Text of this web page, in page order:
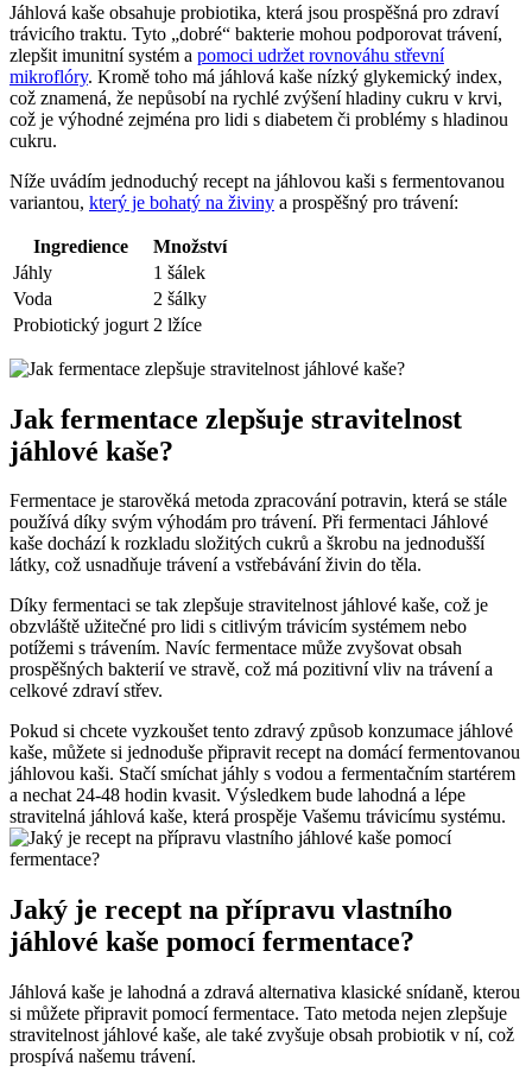
Jáhlová kaše obsahuje probiotika, která jsou prospěšná pro zdraví
trávicího traktu. Tyto „dobré“ bakterie mohou podporovat trávení,
zlepšit imunitní systém a pomoci udržet rovnováhu střevní
mikroflóry. Kromě toho má jáhlová kaše nízký glykemický index,
což znamená, že nepůsobí na rychlé zvýšení hladiny cukru v krvi,
což je výhodné zejména pro lidi s diabetem či problémy s hladinou
cukru.
Níže uvádím jednoduchý recept na jáhlovou kaši s fermentovanou
variantou, který je bohatý na živiny a prospěšný pro trávení:
Ingredience
Množství
Jáhly
1 šálek
Voda
2 šálky
Probiotický jogurt 2 lžíce
Jak fermentace zlepšuje stravitelnost
jáhlové kaše?
Fermentace je starověká metoda zpracování potravin, která se stále
používá díky svým výhodám pro trávení. Při fermentaci Jáhlové
kaše dochází k rozkladu složitých cukrů a škrobu na jednodušší
látky, což usnadňuje trávení a vstřebávání živin do těla.
Díky fermentaci se tak zlepšuje stravitelnost jáhlové kaše, což je
obzvláště užitečné pro lidi s citlivým trávicím systémem nebo
potížemi s trávením. Navíc fermentace může zvyšovat obsah
prospěšných bakterií ve stravě, což má pozitivní vliv na trávení a
celkové zdraví střev.
Pokud si chcete vyzkoušet tento zdravý způsob konzumace jáhlové
kaše, můžete si jednoduše připravit recept na domácí fermentovanou
jáhlovou kaši. Stačí smíchat jáhly s vodou a fermentačním startérem
a nechat 24-48 hodin kvasit. Výsledkem bude lahodná a lépe
stravitelná jáhlová kaše, která prospěje Vašemu trávicímu systému.
Jaký je recept na přípravu vlastního
jáhlové kaše pomocí fermentace?
Jáhlová kaše je lahodná a zdravá alternativa klasické snídaně, kterou
si můžete připravit pomocí fermentace. Tato metoda nejen zlepšuje
stravitelnost jáhlové kaše, ale také zvyšuje obsah probiotik v ní, což
prospívá našemu trávení.